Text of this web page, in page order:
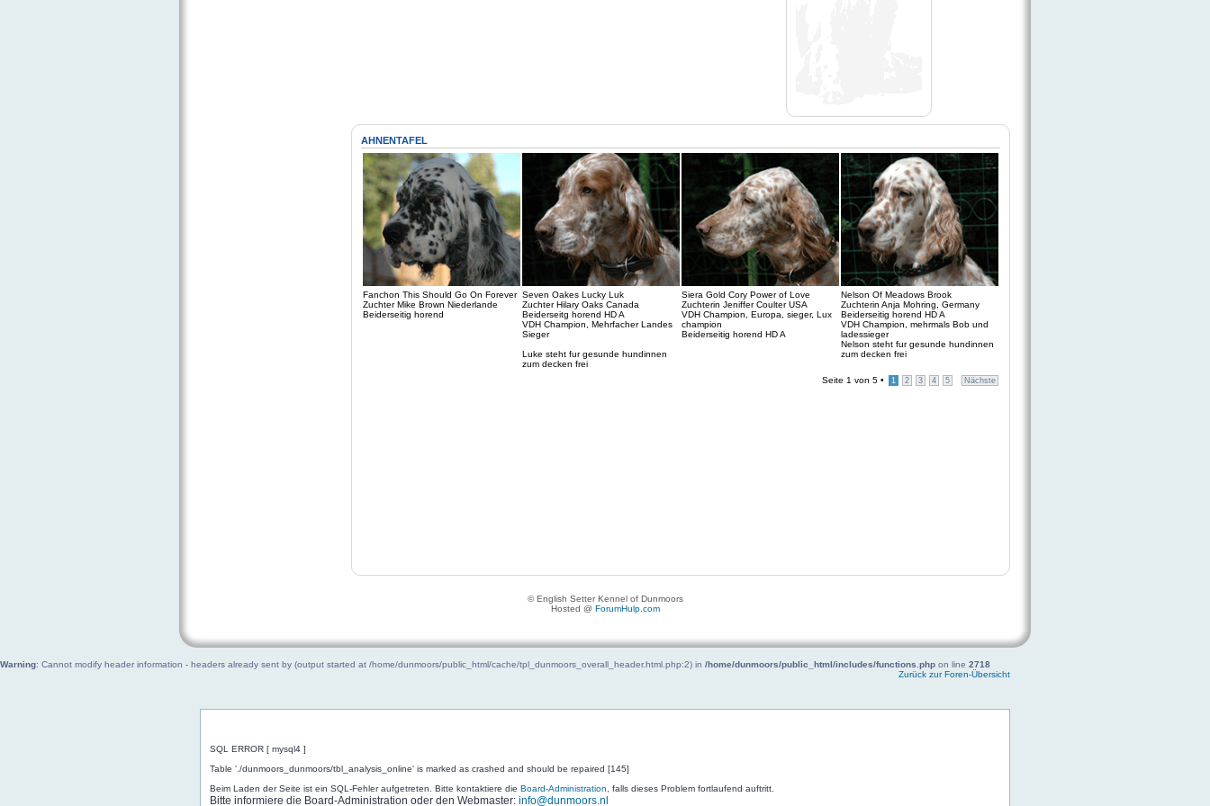
AHNENTAFEL
Fanchon This Should Go On Forever
Zuchter Mike Brown Niederlande
Beiderseitig horend
Seven Oakes Lucky Luk
Zuchter Hilary Oaks Canada
Beiderseitg horend HD A
VDH Champion, Mehrfacher Landes
Sieger
Luke steht fur gesunde hundinnen
zum decken frei
Siera Gold Cory Power of Love
Zuchterin Jeniffer Coulter USA
VDH Champion, Europa, sieger, Lux
champion
Beiderseitig horend HD A
Nelson Of Meadows Brook
Zuchterin Anja Mohring, Germany
Beiderseitig horend HD A
VDH Champion, mehrmals Bob und
ladessieger
Nelson steht fur gesunde hundinnen
zum decken frei
Seite 1 von 5 • 1 2 3 4 5 Nächste
© English Setter Kennel of Dunmoors
Hosted @ ForumHulp.com
Warning: Cannot modify header information - headers already sent by (output started at /home/dunmoors/public_html/cache/tpl_dunmoors_overall_header.html.php:2) in /home/dunmoors/public_html/includes/functions.php on line 2718
Zurück zur Foren-Übersicht
SQL ERROR [ mysql4 ]
Table './dunmoors_dunmoors/tbl_analysis_online' is marked as crashed and should be repaired [145]
Beim Laden der Seite ist ein SQL-Fehler aufgetreten. Bitte kontaktiere die Board-Administration , falls dieses Problem fortlaufend auftritt.
Bitte informiere die Board-Administration oder den Webmaster: info@dunmoors.nl